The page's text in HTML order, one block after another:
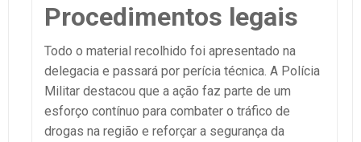
Procedimentos legais
Todo o material recolhido foi apresentado na
delegacia e passará por perícia técnica. A Polícia
Militar destacou que a ação faz parte de um
esforço contínuo para combater o tráfico de
drogas na região e reforçar a segurança da